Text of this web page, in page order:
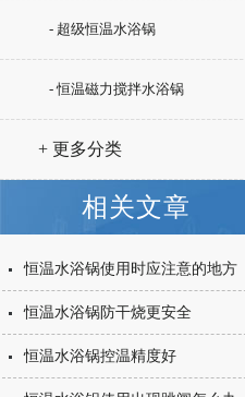
- 超级恒温水浴锅
- 恒温磁力搅拌水浴锅
+ 更多分类
相关文章
恒温水浴锅使用时应注意的地方
恒温水浴锅防干烧更安全
恒温水浴锅控温精度好